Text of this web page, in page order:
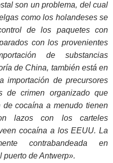
son un problema, del cual
como los holandeses se
de los paquetes con
con los provenientes
de substancias
de China, también está en
importación de precursores
de crimen organizado que
de cocaína a menudo tienen
lazos con los carteles
cocaína a los EEUU. La
contrabandeada en
puerto de Antwerp».